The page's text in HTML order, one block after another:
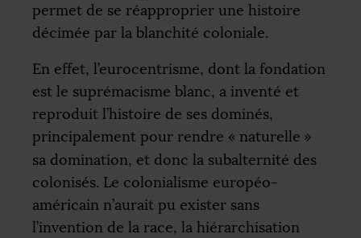
permet de se réapproprier une histoire
décimée par la blanchité coloniale.
En effet, l’eurocentrisme, dont la fondation
est le suprémacisme blanc, a inventé et
reproduit l’histoire de ses dominés,
principalement pour rendre « naturelle »
sa domination, et donc la subalternité des
colonisés. Le colonialisme européo-
américain n’aurait pu exister sans
l’invention de la race, la hiérarchisation